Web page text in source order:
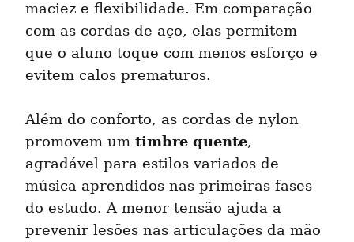
maciez e flexibilidade. Em comparação
com as cordas de aço, elas permitem
que o aluno toque com menos esforço e
evitem calos prematuros.
Além do conforto, as cordas de nylon
promovem um timbre quente,
agradável para estilos variados de
música aprendidos nas primeiras fases
do estudo. A menor tensão ajuda a
prevenir lesões nas articulações da mão